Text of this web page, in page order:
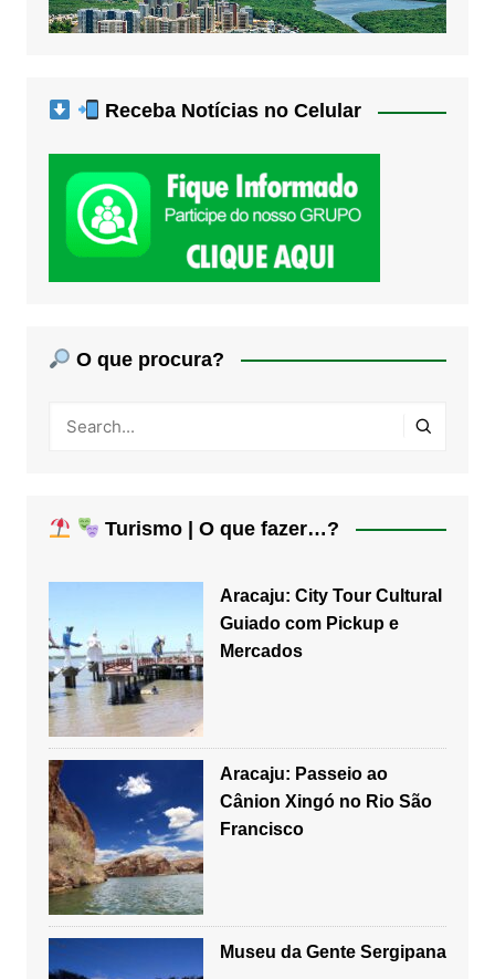
Receba Notícias no Celular
O que procura?
Turismo | O que fazer…?
Aracaju: City Tour Cultural
Guiado com Pickup e
Mercados
Aracaju: Passeio ao
Cânion Xingó no Rio São
Francisco
Museu da Gente Sergipana